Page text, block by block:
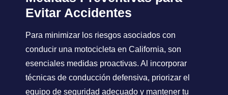
Evitar Accidentes
Para minimizar los riesgos asociados con
conducir una motocicleta en California, son
esenciales medidas proactivas. Al incorporar
técnicas de conducción defensiva, priorizar el
equipo de seguridad adecuado y mantener tu